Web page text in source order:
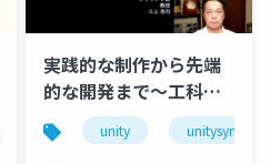
実践的な制作から先端
的な開発まで～工科系
大学・大学院における
Unityの活用～
unity unitysync